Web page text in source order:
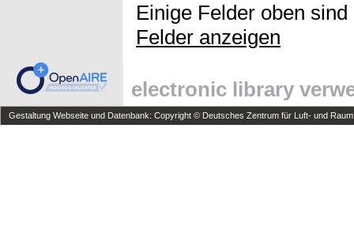
Einige Felder oben
Felder anzeigen
electronic library
Gestaltung Webseite und Datenbank: Copyright © Deutsches Zentrum für Luft- und